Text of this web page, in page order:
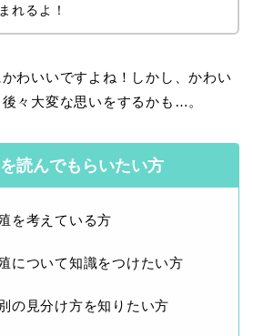
れるよ！
わいいですよね！しかし、かわい
々大変な思いをするかも…。
読んでもらいたい方
を考えている方
について知識をつけたい方
の見分け方を知りたい方